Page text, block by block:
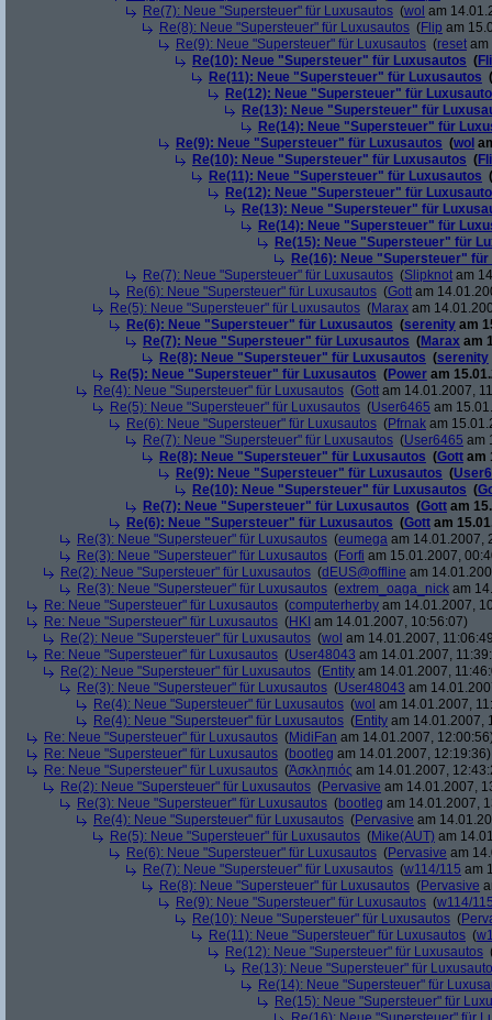
Re(7): Neue "Supersteuer" für Luxusautos (wol am
Re(8): Neue "Supersteuer" für Luxusautos (Flip am
Re(9): Neue "Supersteuer" für Luxusautos (reset am
Re(10): Neue "Supersteuer" für Luxusautos (
Re(11): Neue "Supersteuer" für Luxusautos (
Re(12): Neue "Supersteuer" für
Re(13): Neue "Supersteuer" für
Re(14): Neue "Supersteuer" für
Re(9): Neue "Supersteuer" für Luxusautos (wol
Re(10): Neue "Supersteuer" für Luxusautos (
Re(11): Neue "Supersteuer" für Luxusautos (
Re(12): Neue "Supersteuer" für
Re(13): Neue "Supersteuer" für
Re(14): Neue "Supersteuer" für
Re(15): Neue "Supersteuer" für
Re(16): Neue "Supersteuer"
Re(7): Neue "Supersteuer" für Luxusautos (Slipknot am
Re(6): Neue "Supersteuer" für Luxusautos (Gott am
Re(5): Neue "Supersteuer" für Luxusautos (Marax am
Re(6): Neue "Supersteuer" für Luxusautos (serenity am
Re(7): Neue "Supersteuer" für Luxusautos (Marax am
Re(8): Neue "Supersteuer" für Luxusautos (serenity
Re(5): Neue "Supersteuer" für Luxusautos (Power am
Re(4): Neue "Supersteuer" für Luxusautos (Gott am 14.01.2007,
Re(5): Neue "Supersteuer" für Luxusautos (User6465 am
Re(6): Neue "Supersteuer" für Luxusautos (Pfrnak am
Re(7): Neue "Supersteuer" für Luxusautos (User6465 am
Re(8): Neue "Supersteuer" für Luxusautos (Gott am
Re(9): Neue "Supersteuer" für Luxusautos (
Re(10): Neue "Supersteuer" für Luxusautos (
Re(7): Neue "Supersteuer" für Luxusautos (Gott am
Re(6): Neue "Supersteuer" für Luxusautos (Gott am
Re(3): Neue "Supersteuer" für Luxusautos (eumega am 14.01.2007,
Re(3): Neue "Supersteuer" für Luxusautos (Forfi am 15.01.2007,
Re(2): Neue "Supersteuer" für Luxusautos (dEUS@offline am
Re(3): Neue "Supersteuer" für Luxusautos (extrem_oaga_nick am
Re: Neue "Supersteuer" für Luxusautos (computerherby am 14.01.2007,
Re: Neue "Supersteuer" für Luxusautos (HKI am 14.01.2007, 10:56:07)
Re(2): Neue "Supersteuer" für Luxusautos (wol am 14.01.2007,
Re: Neue "Supersteuer" für Luxusautos (User48043 am 14.01.2007,
Re(2): Neue "Supersteuer" für Luxusautos (Entity am 14.01.2007,
Re(3): Neue "Supersteuer" für Luxusautos (User48043 am
Re(4): Neue "Supersteuer" für Luxusautos (wol am 14.01.2007,
Re(4): Neue "Supersteuer" für Luxusautos (Entity am 14.01.2007,
Re: Neue "Supersteuer" für Luxusautos (MidiFan am 14.01.2007,
Re: Neue "Supersteuer" für Luxusautos (bootleg am 14.01.2007, 12:19:36)
Re: Neue "Supersteuer" für Luxusautos (Ἀσκληπιός am 14.01.2007,
Re(2): Neue "Supersteuer" für Luxusautos (Pervasive am 14.01.2007,
Re(3): Neue "Supersteuer" für Luxusautos (bootleg am 14.01.2007,
Re(4): Neue "Supersteuer" für Luxusautos (Pervasive am
Re(5): Neue "Supersteuer" für Luxusautos (Mike(AUT) am
Re(6): Neue "Supersteuer" für Luxusautos (Pervasive am
Re(7): Neue "Supersteuer" für Luxusautos (w114/115 am
Re(8): Neue "Supersteuer" für Luxusautos (Pervasive
Re(9): Neue "Supersteuer" für Luxusautos (w114/
Re(10): Neue "Supersteuer" für Luxusautos (
Re(11): Neue "Supersteuer" für Luxusautos (
Re(12): Neue "Supersteuer" für Luxusautos
Re(13): Neue "Supersteuer" für
Re(14): Neue "Supersteuer" für
Re(15): Neue "Supersteuer" für